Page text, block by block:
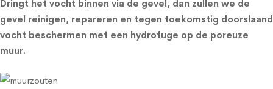
Dringt het vocht binnen via de gevel, dan zullen we de
gevel reinigen, repareren en tegen toekomstig doorslaand
vocht beschermen met een hydrofuge op de poreuze
muur.